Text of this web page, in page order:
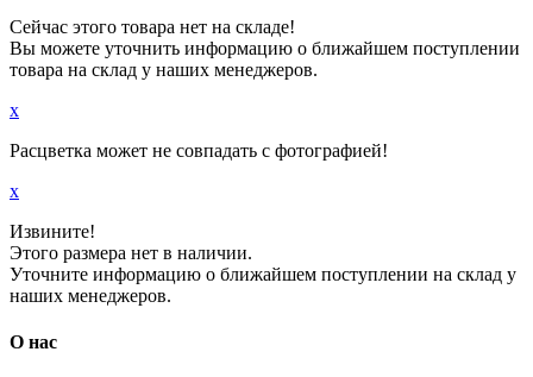
Сейчас этого товара нет на складе!
Вы можете уточнить информацию о ближайшем поступлении
товара на склад у наших менеджеров.
x
Расцветка может не совпадать с фотографией!
x
Извините!
Этого размера нет в наличии.
Уточните информацию о ближайшем поступлении на склад у
наших менеджеров.
О нас